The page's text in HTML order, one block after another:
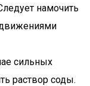
намочить
сильных
раствор соды.